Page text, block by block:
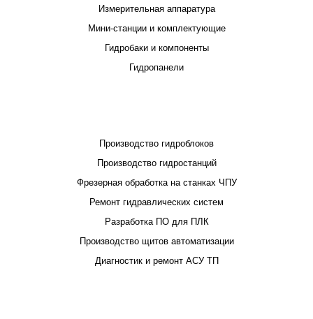
Измерительная аппаратура
Мини-станции и комплектующие
Гидробаки и компоненты
Гидропанели
Производство гидроблоков
Производство гидростанций
Фрезерная обработка на станках ЧПУ
Ремонт гидравлических систем
Разработка ПО для ПЛК
Производство щитов автоматизации
Диагностик и ремонт АСУ ТП